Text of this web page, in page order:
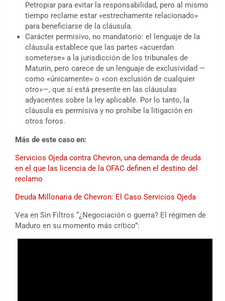
Petropiar para evitar la responsabilidad, pero al mismo
tiempo reclame estar «estrechamente relacionado»
para beneficiarse de la cláusula.
Carácter permisivo, no mandatorio: el lenguaje de la
cláusula establece que las partes «acuerdan
someterse» a la jurisdicción de los tribunales de
Maturín, pero carece de un lenguaje de exclusividad —
como «únicamente» o «con exclusión de cualquier
otro»—, que sí está presente en las cláusulas
adyacentes sobre la ley aplicable. Por lo tanto, la
cláusula es permisiva y no prohíbe la litigación en
otros foros.
Más de este caso en:
Servicios Ojeda contra Chevron, una demanda de deuda
en el que las licencia de la OFAC definen el destino del
reclamo
Deuda Millonaria de Chevron: El Caso Servicios Ojeda
Vea en Sin Filtros “¿Negociación o guerra? El régimen de
Maduro en su momento más crítico”: